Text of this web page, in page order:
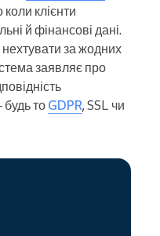
клієнти
й фінансові дані.
за жодних
заявляє про
то GDPR, SSL чи